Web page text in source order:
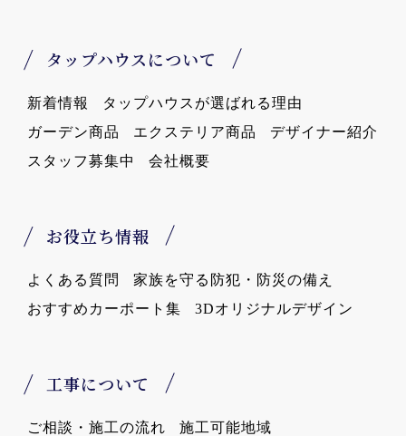
タップハウスについて
新着情報
タップハウスが選ばれる理由
ガーデン商品
エクステリア商品
デザイナー紹介
スタッフ募集中
会社概要
お役立ち情報
よくある質問
家族を守る防犯・防災の備え
おすすめカーポート集
3Dオリジナルデザイン
工事について
ご相談・施工の流れ
施工可能地域